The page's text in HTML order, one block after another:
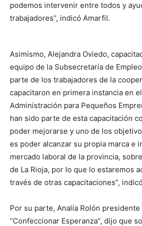
podemos intervenir entre todos y
trabajadores”, indicó Amarfil.
Asimismo, Alejandra Oviedo,
equipo de la Subsecretaría de
parte de los trabajadores de la
capacitaron en primera instancia en
Administración para Pequeños
han sido parte de esta capacitación
poder mejorarse y uno de los
es poder alcanzar su propia marca e
mercado laboral de la provincia,
de La Rioja, por lo que lo estaremos
través de otras capacitaciones”,
Por su parte, Analía Rolón
“Confeccionar Esperanza”, dijo que